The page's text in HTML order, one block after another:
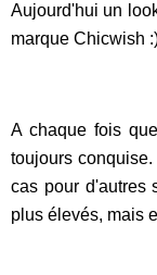
Aujourd'hui un
marque Chicwish
A chaque fois
toujours
cas pour d'autres
plus élevés, mais